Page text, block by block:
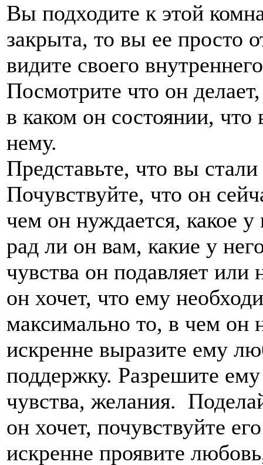
Вы подходите к этой
закрыта, то вы ее просто
видите своего
Посмотрите что он
в каком он состоянии, что
нему.
Представьте, что вы
Почувствуйте, что он
чем он нуждается, какое у
рад ли он вам, какие у
чувства он подавляет или
он хочет, что ему
максимально то, в чем он
искренне выразите ему
поддержку. Разрешите
чувства, желания.
он хочет, почувствуйте
искренне проявите